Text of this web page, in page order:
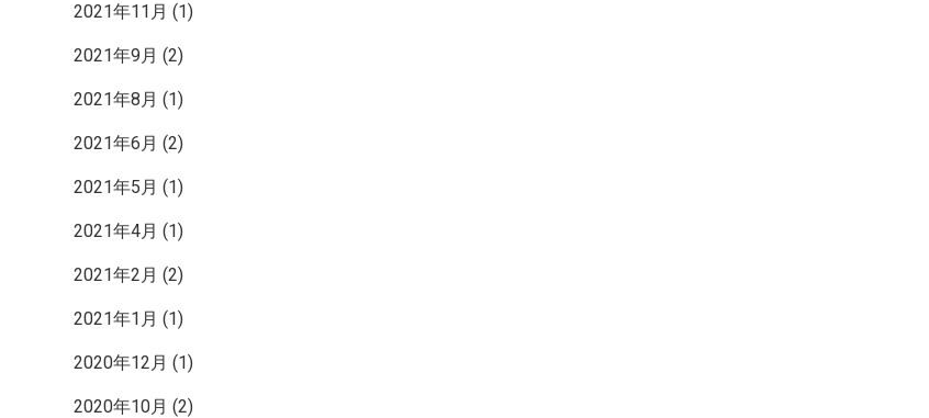
2021年11月 (1)
2021年9月 (2)
2021年8月 (1)
2021年6月 (2)
2021年5月 (1)
2021年4月 (1)
2021年2月 (2)
2021年1月 (1)
2020年12月 (1)
2020年10月 (2)